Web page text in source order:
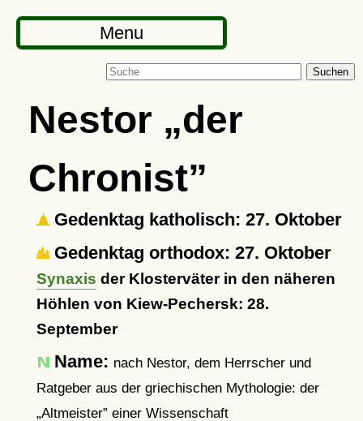
Menu
Suchen
Nestor
der
Chronist
Gedenktag katholisch: 27. Oktober
Gedenktag orthodox: 27. Oktober
Synaxis der Klosterväter in den näheren
Höhlen von Kiew-Pechersk: 28.
September
Name: nach Nestor, dem Herrscher und
Ratgeber aus der griechischen Mythologie: der
Altmeister
einer Wissenschaft